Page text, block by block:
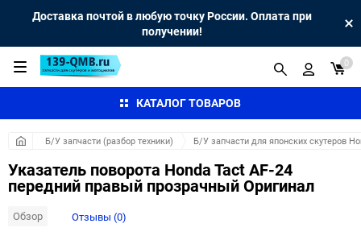
Доставка почтой в любую точку России. Оплата при
получении!
КАТАЛОГ ТОВАРОВ
0
Б/У запчасти (разбор техники) Б/У запчасти для японских скутеров
Указатель поворота Honda Tact AF-24
передний правый прозрачный Оригинал
Обзор Отзывы (0)